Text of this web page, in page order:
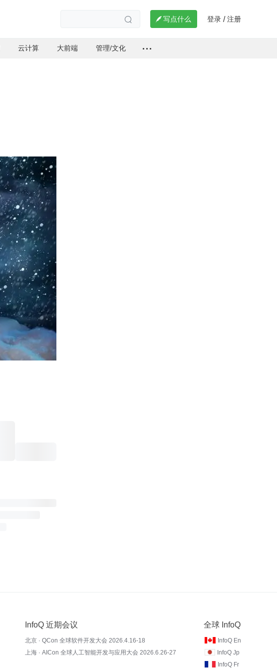
  写点什么 登录 / 注册
云计算 大前端 管理/文化
InfoQ 近期会议
北京 · QCon 全球软件开发大会 2026.4.16-18
上海 · AICon 全球人工智能开发与应用大会 2026.6.26-27
全球 InfoQ
InfoQ En
InfoQ Jp
InfoQ Fr